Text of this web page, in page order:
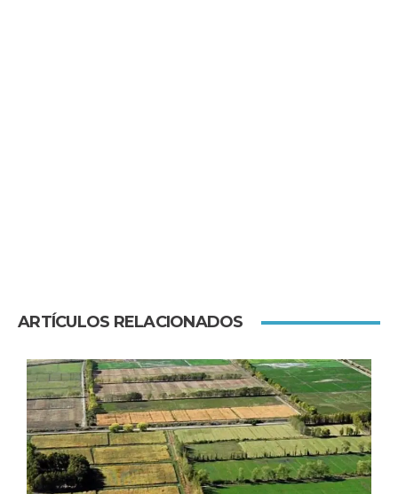
ARTÍCULOS RELACIONADOS